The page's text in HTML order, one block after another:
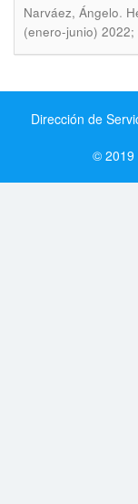
Narváez, Ángelo.
(enero-junio) 2022;
Dirección de
© 2019